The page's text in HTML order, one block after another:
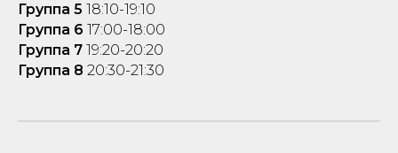
Группа 5 18:10-19:10
Группа 6 17:00-18:00
Группа 7 19:20-20:20
Группа 8 20:30-21:30